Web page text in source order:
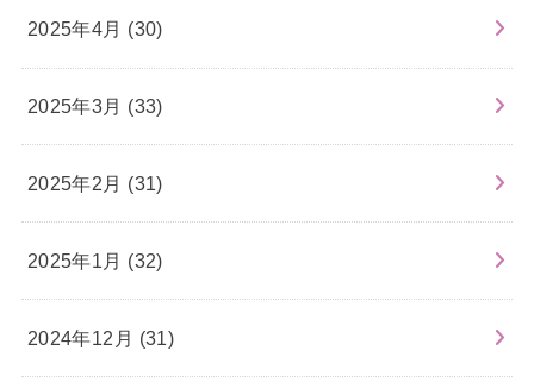
2025年4月 (30)
2025年3月 (33)
2025年2月 (31)
2025年1月 (32)
2024年12月 (31)